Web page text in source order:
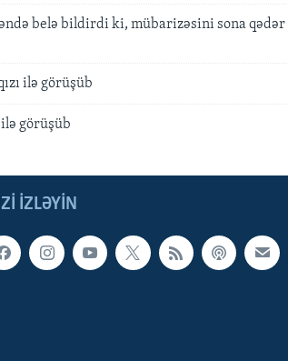
belə bildirdi ki, mübarizəsini sona qədər
ilə görüşüb
görüşüb
IZLƏYIN